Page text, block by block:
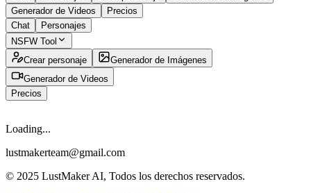
Generador de Videos
Precios
Chat
Personajes
NSFW Tool
Crear personaje
Generador de Imágenes
Generador de Videos
Precios
Loading...
lustmakerteam@gmail.com
© 2025 LustMaker AI, Todos los derechos reservados.